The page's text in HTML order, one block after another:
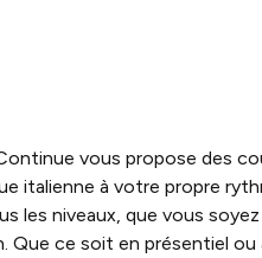
vous propose des
italienne à votre propre
les niveaux, que vous
Que ce soit en présentiel